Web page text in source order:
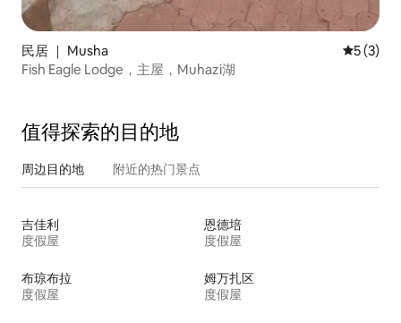
民居 ｜ Musha 平均评分
5 (3)
Fish Eagle Lodge，主屋，Muhazi湖
值得探索的目的地
周边目的地 附近的热门景点
吉佳利
度假屋
恩德培
度假屋
布琼布拉
度假屋
姆万扎区
度假屋